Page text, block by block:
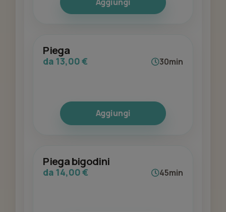
Piega
da 13,00 € 30min
Aggiungi
Piega bigodini
da 14,00 € 45min